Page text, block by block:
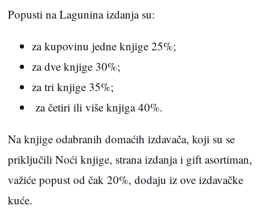
Popusti na Lagunina izdanja su:
za kupovinu jedne knjige 25%;
za dve knjige 30%;
za tri knjige 35%;
za četiri ili više knjiga 40%.
Na knjige odabranih domaćih izdavača, koji su se
priključili Noći knjige, strana izdanja i gift asortiman,
važiće popust od čak 20%, dodaju iz ove izdavačke
kuće.